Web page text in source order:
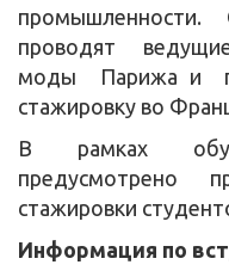
промышленности.
проводят
моды Парижа и
стажировку во
В рамках
предусмотрено
стажировки
Информация по